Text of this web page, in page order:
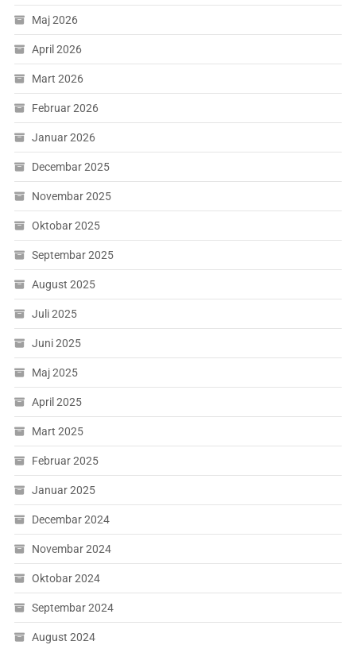
Maj 2026
April 2026
Mart 2026
Februar 2026
Januar 2026
Decembar 2025
Novembar 2025
Oktobar 2025
Septembar 2025
August 2025
Juli 2025
Juni 2025
Maj 2025
April 2025
Mart 2025
Februar 2025
Januar 2025
Decembar 2024
Novembar 2024
Oktobar 2024
Septembar 2024
August 2024